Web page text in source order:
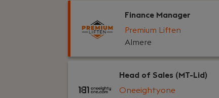
Finance Manager
Premium Liften
Almere
Head of Sales (MT-Lid)
Oneeightyone